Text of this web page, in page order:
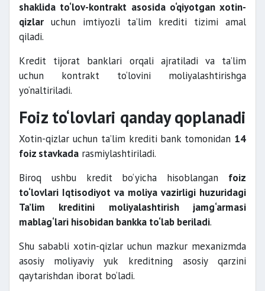
shaklida to‘lov-kontrakt asosida o‘qiyotgan xotin-
qizlar uchun imtiyozli ta’lim krediti tizimi amal
qiladi.
Kredit tijorat banklari orqali ajratiladi va ta’lim
uchun kontrakt to‘lovini moliyalashtirishga
yo‘naltiriladi.
Foiz to‘lovlari qanday qoplanadi
Xotin-qizlar uchun ta’lim krediti bank tomonidan 14
foiz stavkada rasmiylashtiriladi.
Biroq ushbu kredit bo‘yicha hisoblangan foiz
to‘lovlari Iqtisodiyot va moliya vazirligi huzuridagi
Ta’lim kreditini moliyalashtirish jamg‘armasi
mablag‘lari hisobidan bankka to‘lab beriladi.
Shu sababli xotin-qizlar uchun mazkur mexanizmda
asosiy moliyaviy yuk kreditning asosiy qarzini
qaytarishdan iborat bo‘ladi.